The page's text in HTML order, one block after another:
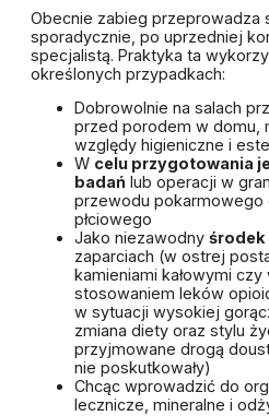
Obecnie zabieg przeprowadza
sporadycznie, po uprzedniej
specjalistą. Praktyka ta
określonych przypadkach:
Dobrowolnie na salach
przed porodem w domu,
względy higieniczne i
W celu przygotowania
badań lub operacji w
przewodu pokarmowego
płciowego
Jako niezawodny środek
zaparciach (w ostrej
kamieniami kałowymi czy
stosowaniem leków
w sytuacji wysokiej
zmiana diety oraz stylu
przyjmowane drogą
nie poskutkowały)
Chcąc wprowadzić do
lecznicze, mineralne i